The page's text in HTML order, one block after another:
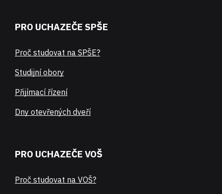
PRO UCHAZEČE SPŠE
Proč studovat na SPŠE?
Studijní obory
Přijímací řízení
Dny otevřených dveří
PRO UCHAZEČE VOŠ
Proč studovat na VOŠ?